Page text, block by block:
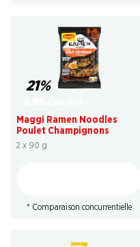
21%
Maggi Ramen Noodles
Poulet Champignons
2 x 90 g
* Comparaison concurrentielle